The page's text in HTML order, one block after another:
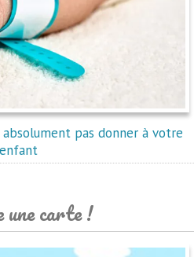
pas donner à votre
enfant
une carte !